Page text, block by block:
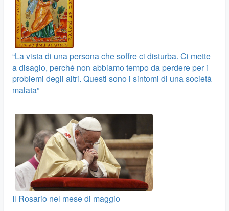
“La vista di una persona che soffre ci disturba. Ci mette
a disagio, perché non abbiamo tempo da perdere per i
problemi degli altri. Questi sono i sintomi di una società
malata”
Il Rosario nel mese di maggio